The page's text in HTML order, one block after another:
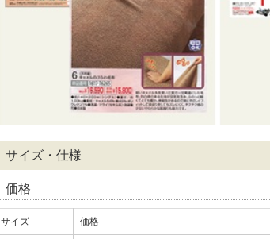
サイズ・仕様
価格
サイズ 価格